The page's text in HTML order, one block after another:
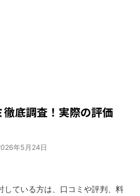
徹底調査！実際の評価
年5月24日
している方は、口コミや評判、料